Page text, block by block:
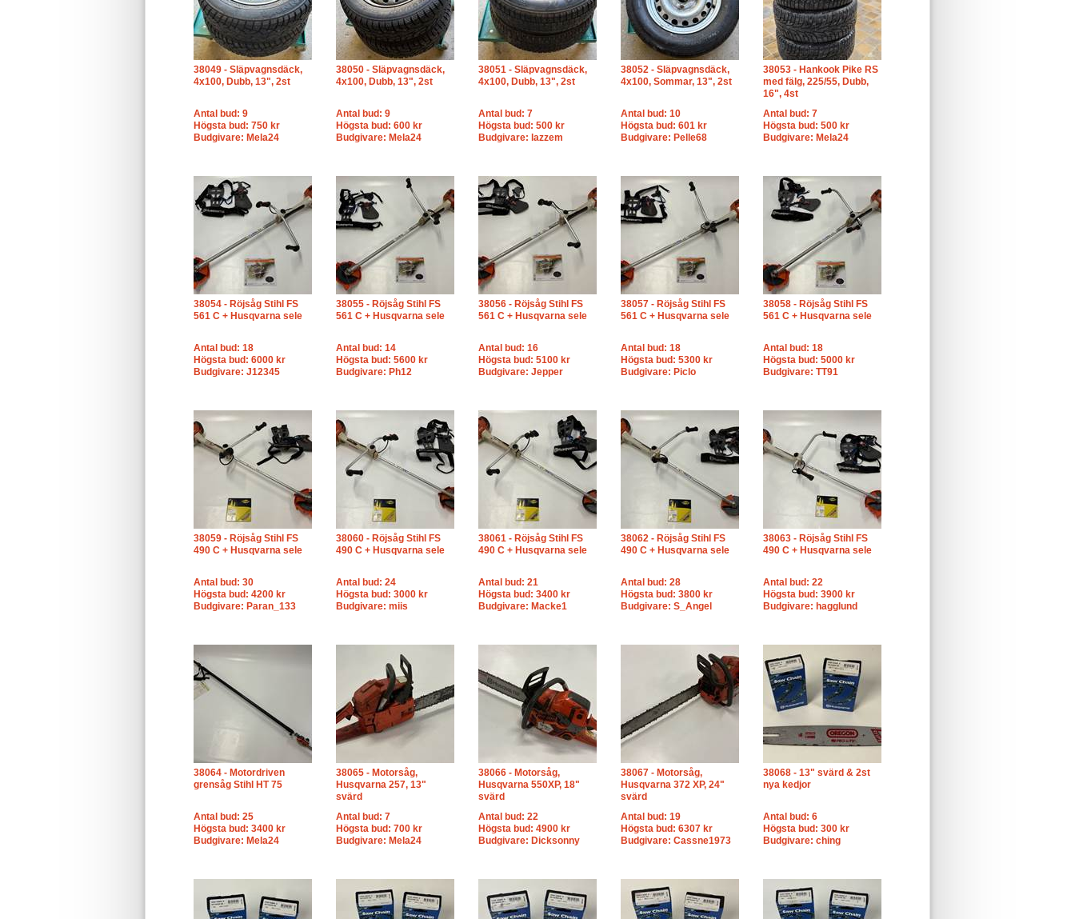
38049 - Släpvagnsdäck,
4x100, Dubb, 13", 2st
Antal bud: 9
Högsta bud: 750 kr
Budgivare: Mela24
38050 - Släpvagnsdäck,
4x100, Dubb, 13", 2st
Antal bud: 9
Högsta bud: 600 kr
Budgivare: Mela24
38051 - Släpvagnsdäck,
4x100, Dubb, 13", 2st
Antal bud: 7
Högsta bud: 500 kr
Budgivare: lazzem
38052 - Släpvagnsdäck,
4x100, Sommar, 13", 2st
Antal bud: 10
Högsta bud: 601 kr
Budgivare: Pelle68
38053 - Hankook Pike RS
med fälg, 225/55, Dubb,
16", 4st
Antal bud: 7
Högsta bud: 500 kr
Budgivare: Mela24
38054 - Röjsåg Stihl FS
561 C + Husqvarna sele
Antal bud: 18
Högsta bud: 6000 kr
Budgivare: J12345
38055 - Röjsåg Stihl FS
561 C + Husqvarna sele
Antal bud: 14
Högsta bud: 5600 kr
Budgivare: Ph12
38056 - Röjsåg Stihl FS
561 C + Husqvarna sele
Antal bud: 16
Högsta bud: 5100 kr
Budgivare: Jepper
38057 - Röjsåg Stihl FS
561 C + Husqvarna sele
Antal bud: 18
Högsta bud: 5300 kr
Budgivare: Piclo
38058 - Röjsåg Stihl FS
561 C + Husqvarna sele
Antal bud: 18
Högsta bud: 5000 kr
Budgivare: TT91
38059 - Röjsåg Stihl FS
490 C + Husqvarna sele
Antal bud: 30
Högsta bud: 4200 kr
Budgivare: Paran_133
38060 - Röjsåg Stihl FS
490 C + Husqvarna sele
Antal bud: 24
Högsta bud: 3000 kr
Budgivare: miis
38061 - Röjsåg Stihl FS
490 C + Husqvarna sele
Antal bud: 21
Högsta bud: 3400 kr
Budgivare: Macke1
38062 - Röjsåg Stihl FS
490 C + Husqvarna sele
Antal bud: 28
Högsta bud: 3800 kr
Budgivare: S_Angel
38063 - Röjsåg Stihl FS
490 C + Husqvarna sele
Antal bud: 22
Högsta bud: 3900 kr
Budgivare: hagglund
38064 - Motordriven
grensåg Stihl HT 75
Antal bud: 25
Högsta bud: 3400 kr
Budgivare: Mela24
38065 - Motorsåg,
Husqvarna 257, 13"
svärd
Antal bud: 7
Högsta bud: 700 kr
Budgivare: Mela24
38066 - Motorsåg,
Husqvarna 550XP, 18"
svärd
Antal bud: 22
Högsta bud: 4900 kr
Budgivare: Dicksonny
38067 - Motorsåg,
Husqvarna 372 XP, 24"
svärd
Antal bud: 19
Högsta bud: 6307 kr
Budgivare: Cassne1973
38068 - 13" svärd & 2st
nya kedjor
Antal bud: 6
Högsta bud: 300 kr
Budgivare: ching